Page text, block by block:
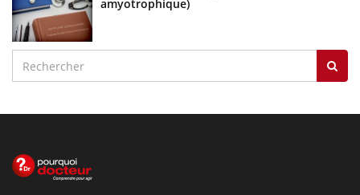
amyotrophique)